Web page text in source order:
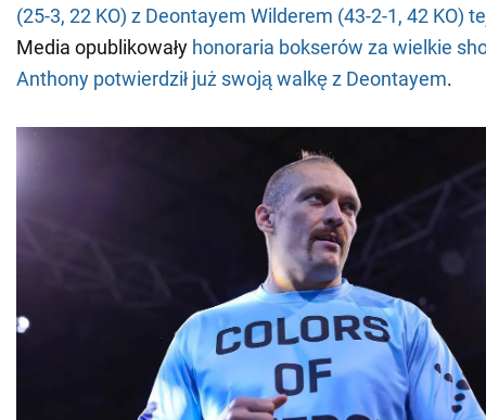
(25-3, 22 KO) z Deontayem Wilderem (43-2-1, 42 KO)
Media opublikowały honoraria bokserów za wielkie
Anthony potwierdził już swoją walkę z Deontayem.